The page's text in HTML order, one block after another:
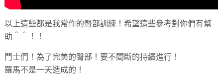
以上這些都是我常作的臀部訓練！希望這些參考對你們有幫
助＾＾！！
鬥士們！為了完美的臀部！要不間斷的持續進行！
羅馬不是一天造成的！